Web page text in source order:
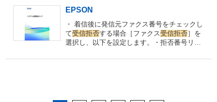
す。 1. ホーム画面で［設定］を選択しま
す。 2.［ファクス受信拒否 ］の設定で［拒否
番号リスト］を有効にしているときは、拒否
番号リストに載っている番号からのファクス
EPSON
・ 着信後に発信元ファクス番号をチェックし
て受信拒否する場合［ファクス受信拒否］を
選択し、以下を設定します。・拒否番号リス
を拒否します。・ ファクス受信拒否着信後に